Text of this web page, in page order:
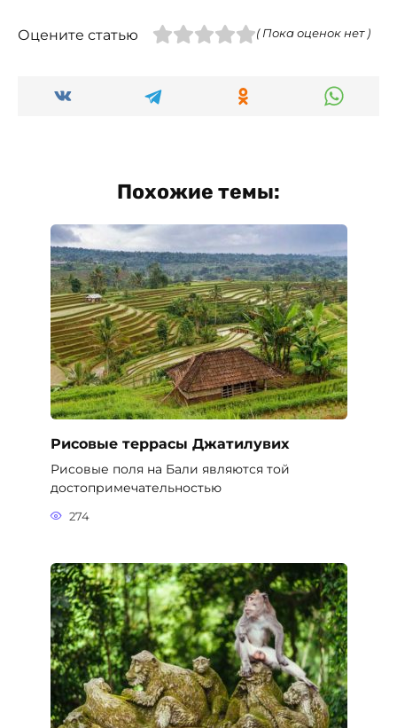
Оцените статью ( Пока оценок нет )
Похожие темы:
Рисовые террасы Джатилувих
Рисовые поля на Бали являются той
достопримечательностью
274